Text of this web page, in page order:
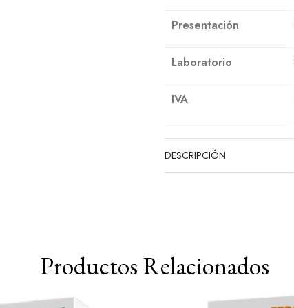
Presentación
Laboratorio
IVA
DESCRIPCIÓN
Productos Relacionados